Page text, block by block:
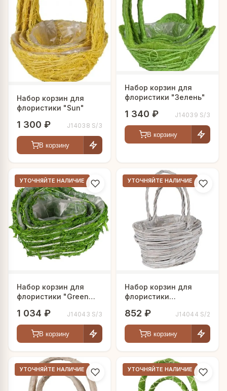
Набор корзин для
флористики "Sun"
1 300 ₽ J14038 S/3
В корзину
Набор корзин для
флористики "Зелень"
1 340 ₽ J14039 S/3
В корзину
УТОЧНЯЙТЕ НАЛИЧИЕ
Набор корзин для
флористики "Green
1 034 ₽ J14043 S/3
В корзину
УТОЧНЯЙТЕ НАЛИЧИЕ
Набор корзин для
флористики
852 ₽ J14044 S/2
В корзину
УТОЧНЯЙТЕ НАЛИЧИЕ УТОЧНЯЙТЕ НАЛИЧИЕ